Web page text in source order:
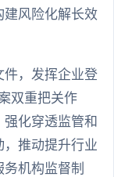
建风险化解长效
件，发挥企业登
双重把关作
化穿透监管和
推动提升行业
机构监督制